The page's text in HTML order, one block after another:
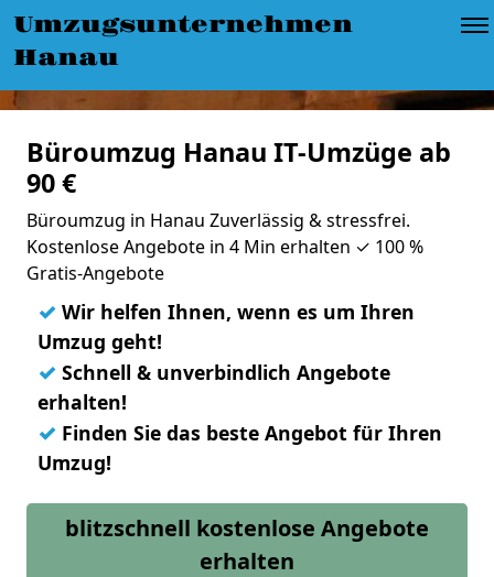
Umzugsunternehmen
Hanau
Büroumzug Hanau IT-Umzüge ab
90 €
Büroumzug in Hanau Zuverlässig & stressfrei.
Kostenlose Angebote in 4 Min erhalten ✓ 100 %
Gratis-Angebote
✓ Wir helfen Ihnen, wenn es um Ihren
Umzug geht!
✓ Schnell & unverbindlich Angebote
erhalten!
✓ Finden Sie das beste Angebot für Ihren
Umzug!
blitzschnell kostenlose Angebote
erhalten